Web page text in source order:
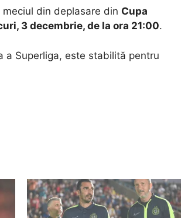
din deplasare din Cupa
3 decembrie, de la ora 21:00.
a Superliga, este stabilită pentru